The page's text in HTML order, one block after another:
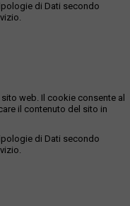
di Dati secondo
web. Il cookie consente al
il contenuto del sito in
di Dati secondo